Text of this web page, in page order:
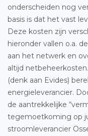
onderscheiden nog
basis is dat het vast
Deze kosten zijn
hieronder vallen o.a.
aan het netwerk en
altijd
(denk aan Evides)
energieleverancier.
de aantrekkelijke
tegemoetkoming op
stroomleverancier